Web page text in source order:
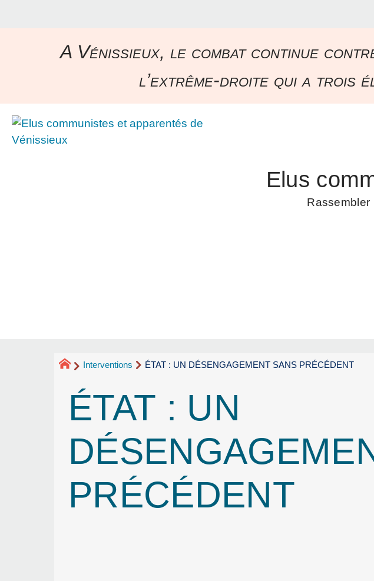
A Vénissieux, le combat continue
l’extrême-droite qui a trois
Elus
Rassembler
Interventions ÉTAT : UN DÉSENGAGEMENT SANS PRÉCÉDENT
ÉTAT : UN
PRÉCÉDENT